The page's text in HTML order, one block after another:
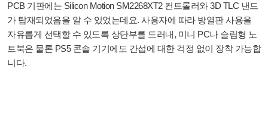
PCB 기판에는 Silicon Motion SM2268XT2 컨트롤러와 3D TLC 낸드
가 탑재되었음을 알 수 있었는데요. 사용자에 따라 방열판 사용을
자유롭게 선택할 수 있도록 상단부를 드러내, 미니 PC나 슬림형 노
트북은 물론 PS5 콘솔 기기에도 간섭에 대한 걱정 없이 장착 가능합
니다.